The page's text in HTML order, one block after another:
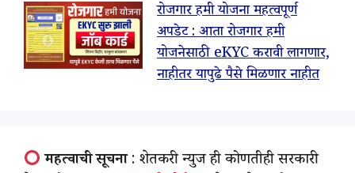
रोजगार हमी योजना महत्वपूर्ण
अपडेट : आता रोजगार हमी
योजनेसाठी eKYC करावी लागणार,
नाहीतर यापुढे पैसे मिळणार नाहीत
महत्वाची सूचना: शेतकरी न्युज ही कोणतीही सरकारी